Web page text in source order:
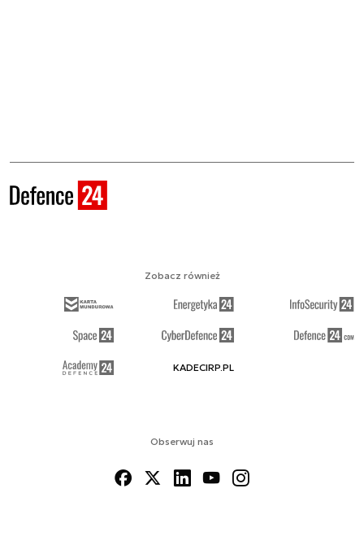
Obserwuj nas
Zobacz również
KADECIRP.PL